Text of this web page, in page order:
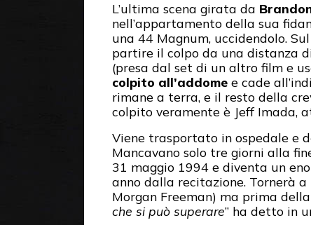
L’ultima scena girata da
nell’appartamento della sua
una 44 Magnum, uccidendolo.
partire il colpo da una distanza
(presa dal set di un altro film e
colpito all’addome e cade
rimane a terra, e il resto della
colpito veramente è Jeff Imada,
Viene trasportato in ospedale e
Mancavano solo tre giorni alla
31 maggio 1994 e diventa un
anno dalla recitazione. Tornerà
Morgan Freeman) ma prima
che si può superare” ha detto in